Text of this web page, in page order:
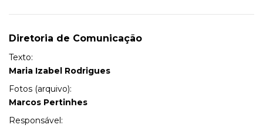
Diretoria de Comunicação
Texto:
Maria Izabel Rodrigues
Fotos (arquivo):
Marcos Pertinhes
Responsável: